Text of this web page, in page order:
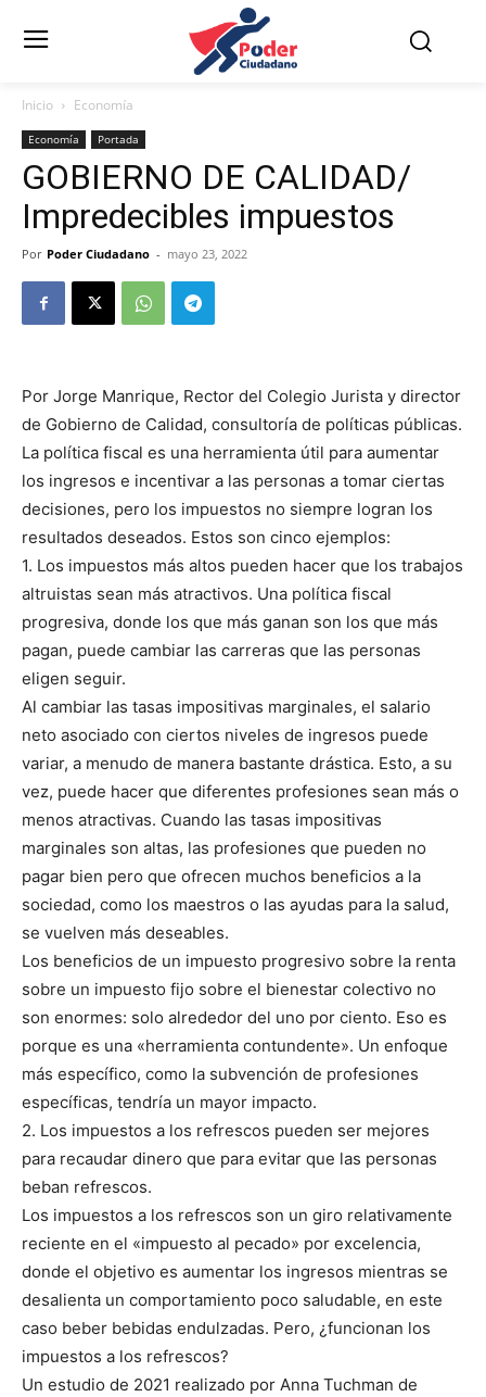
Inicio Economía
Economía Portada
GOBIERNO DE CALIDAD/
Impredecibles impuestos
Por Poder Ciudadano - mayo 23, 2022
Por Jorge Manrique, Rector del Colegio Jurista y director
de Gobierno de Calidad, consultoría de políticas públicas.
La política fiscal es una herramienta útil para aumentar
los ingresos e incentivar a las personas a tomar ciertas
decisiones, pero los impuestos no siempre logran los
resultados deseados. Estos son cinco ejemplos:
1. Los impuestos más altos pueden hacer que los trabajos
altruistas sean más atractivos. Una política fiscal
progresiva, donde los que más ganan son los que más
pagan, puede cambiar las carreras que las personas
eligen seguir.
Al cambiar las tasas impositivas marginales, el salario
neto asociado con ciertos niveles de ingresos puede
variar, a menudo de manera bastante drástica. Esto, a su
vez, puede hacer que diferentes profesiones sean más o
menos atractivas. Cuando las tasas impositivas
marginales son altas, las profesiones que pueden no
pagar bien pero que ofrecen muchos beneficios a la
sociedad, como los maestros o las ayudas para la salud,
se vuelven más deseables.
Los beneficios de un impuesto progresivo sobre la renta
sobre un impuesto fijo sobre el bienestar colectivo no
son enormes: solo alrededor del uno por ciento. Eso es
porque es una «herramienta contundente». Un enfoque
más específico, como la subvención de profesiones
específicas, tendría un mayor impacto.
2. Los impuestos a los refrescos pueden ser mejores
para recaudar dinero que para evitar que las personas
beban refrescos.
Los impuestos a los refrescos son un giro relativamente
reciente en el «impuesto al pecado» por excelencia,
donde el objetivo es aumentar los ingresos mientras se
desalienta un comportamiento poco saludable, en este
caso beber bebidas endulzadas. Pero, ¿funcionan los
impuestos a los refrescos?
Un estudio de 2021 realizado por Anna Tuchman de